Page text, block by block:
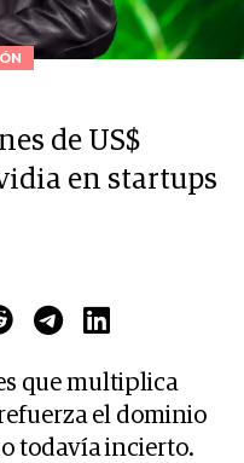
de US$
en startups
que multiplica
el dominio
todavía incierto.